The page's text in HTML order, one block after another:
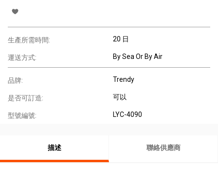
生產所需時間: 20 日
運送方式: By Sea Or By Air
品牌: Trendy
是否可訂造: 可以
型號編號: LYC-4090
描述 聯絡供應商